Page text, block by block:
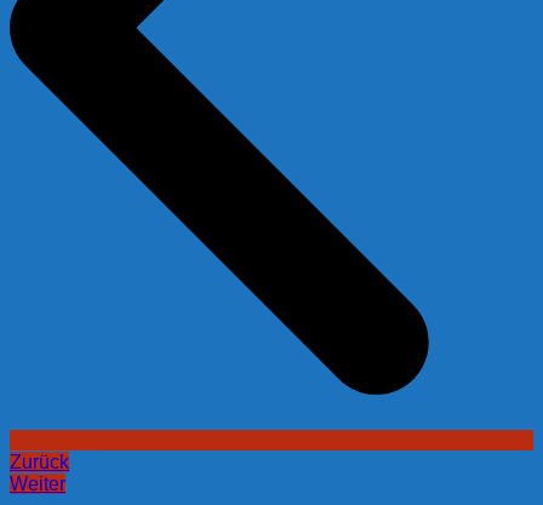
Zurück
Weiter